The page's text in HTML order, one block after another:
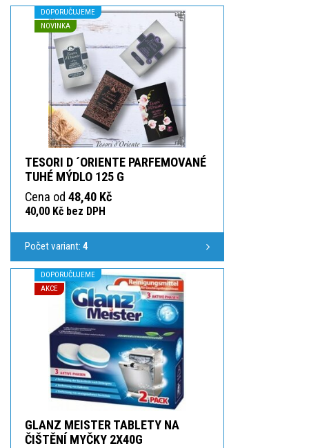
DOPORUČUJEME
NOVINKA
TESORI D ´ORIENTE PARFEMOVANÉ
TUHÉ MÝDLO 125 G
Cena od 48,40 Kč
40,00 Kč bez DPH
Počet variant: 4
DOPORUČUJEME
AKCE
GLANZ MEISTER TABLETY NA
ČIŠTĚNÍ MYČKY 2X40G